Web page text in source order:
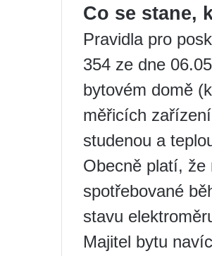
Co se stane,
Pravidla pro
354 ze dne
bytovém domě
měřicích
studenou a
Obecně platí, že
spotřebované
stavu
Majitel bytu